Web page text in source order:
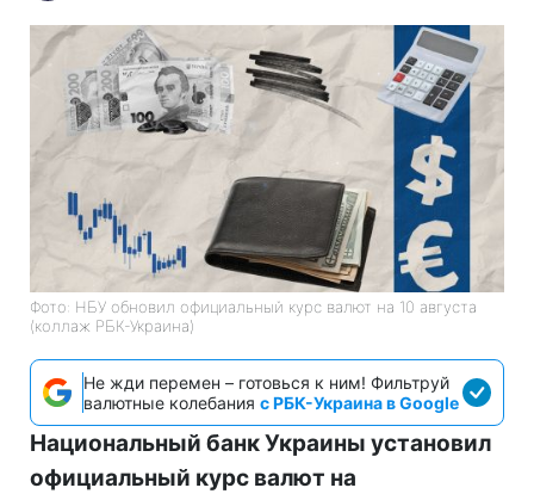
Фото: НБУ обновил официальный курс валют на 10 августа
(коллаж РБК-Украина)
Не жди перемен – готовься к ним! Фильтруй
валютные колебания с РБК-Украина в Google
Национальный банк Украины установил
официальный курс валют на